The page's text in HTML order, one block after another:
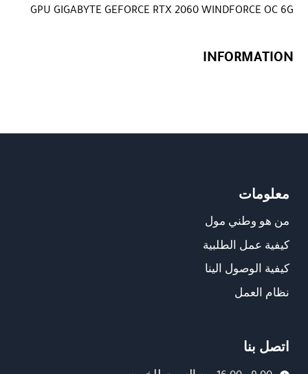
GPU GIGABYTE GEFORCE RTX 2060 WINDFORCE OC 6G
INFORMATION
معلومات
من هو وطني مول
كيفية عمل الطلبية
كيفية الوصول الينا
نظام العمل
اتصل بنا